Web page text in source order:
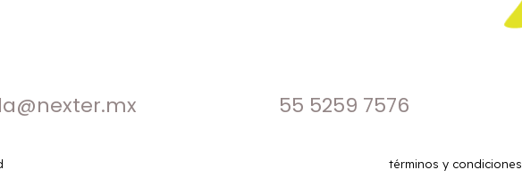
55 5259 7576
términos y condiciones